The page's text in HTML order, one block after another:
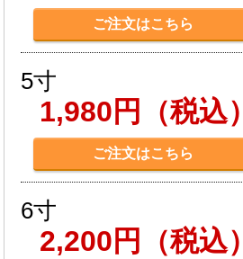
ご注文はこちら
5寸
1,980円（税込）
ご注文はこちら
6寸
2,200円（税込）